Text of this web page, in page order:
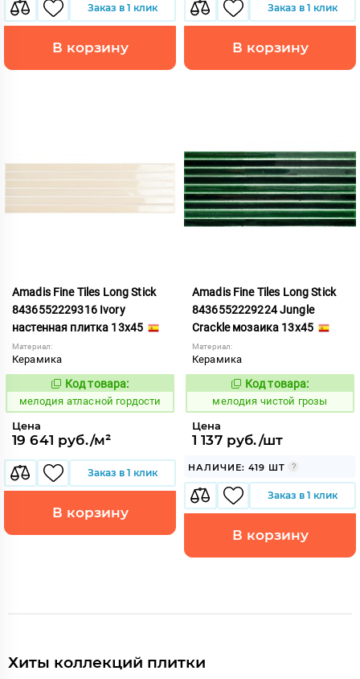
Заказ в 1 клик
В корзину
Заказ в 1 клик
В корзину
Amadis Fine Tiles Long Stick
8436552229316 Ivory
настенная плитка 13x45
Материал:
Керамика
968018
Код товара:
мелодия атласной гордости
Цена
19 641 руб./м²
Заказ в 1 клик
В корзину
Amadis Fine Tiles Long Stick
8436552229224 Jungle
Crackle мозаика 13x45
Материал:
Керамика
967644
Код товара:
мелодия чистой грозы
Цена
1 137 руб./шт
НАЛИЧИЕ: 419 ШТ
Заказ в 1 клик
В корзину
Хиты коллекций плитки